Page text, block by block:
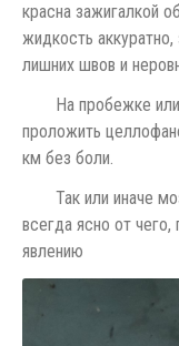
красна зажигалкой
жидкость
лишних швов и
На пробежке
проложить
км без боли.
Так или иначе
всегда ясно от
явлению